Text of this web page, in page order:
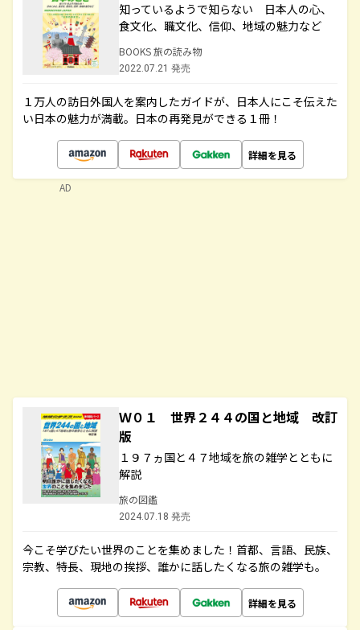
知っているようで知らない 日本人の心、
食文化、職文化、信仰、地域の魅力など
BOOKS 旅の読み物
2022.07.21 発売
１万人の訪日外国人を案内したガイドが、日本人にこそ伝えた
い日本の魅力が満載。日本の再発見ができる１冊！
詳細を見る
Ｗ０１ 世界２４４の国と地域 改訂
版
１９７ヵ国と４７地域を旅の雑学とともに
解説
旅の図鑑
2024.07.18 発売
今こそ学びたい世界のことを集めました！首都、言語、民族、
宗教、特長、現地の挨拶、誰かに話したくなる旅の雑学も。
詳細を見る
AD